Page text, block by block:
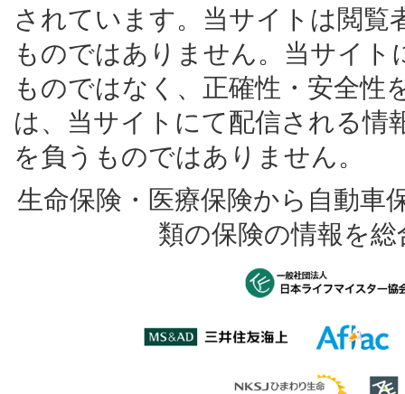
されています。当サイトは閲覧
ものではありません。当サイ
ものではなく、正確性・安全性
は、当サイトにて配信される情
を負うものではありません。
生命保険・医療保険から自動車
類の保険の情報を